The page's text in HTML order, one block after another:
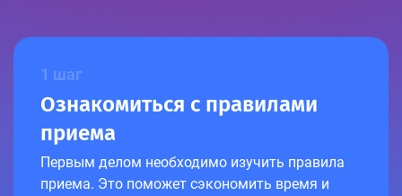
1 шаг
Ознакомиться с правилами
приема
Первым делом необходимо изучить правила
приема. Это поможет сэкономить время и